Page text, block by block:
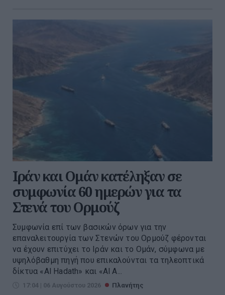
Ιράν και Ομάν κατέληξαν σε
συμφωνία 60 ημερών για τα
Στενά του Ορμούζ
Συμφωνία επί των βασικών όρων για την
επαναλειτουργία των Στενών του Ορμούζ φέρονται
να έχουν επιτύχει το Ιράν και το Ομάν, σύμφωνα με
υψηλόβαθμη πηγή που επικαλούνται τα τηλεοπτικά
δίκτυα «Al Hadath» και «Al A...
17:04 | 06 Αυγούστου 2026 Πλανήτης